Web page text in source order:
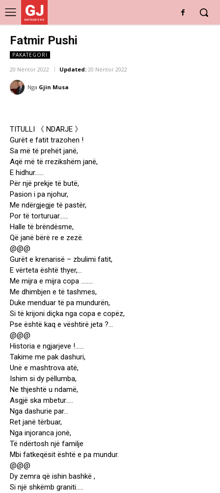
GJ
DRITARE E RE
Fatmir Pushi
PAKATEGORI
20 Nëntor 2022 Updated: 20 Nëntor 2022
Nga Gjin Musa
TITULLI 《 NDARJE 》
Gurët e fatit trazohen !
Sa më të prehët janë,
Aqë më të rrezikshëm janë,
E hidhur……
Për një prekje të butë,
Pasion i pa njohur,
Me ndërgjegje të pastër,
Por të torturuar……
Halle të brëndësme,
Që janë bërë re e zezë.
@@@
Gurët e krenarisë – zbulimi fatit,
E vërteta është thyer,…
Me mijra e mijra copa ……..
Me dhimbjen e të tashmes,
Duke menduar të pa mundurën,
Si të krijoni diçka nga copa e copëz,
Pse është kaq e vështirë jeta ?…
@@@
Historia e ngjarjeve !……
Takime me pak dashuri,
Unë e mashtrova atë,
Ishim si dy pëllumba,
Ne thjeshtë u ndamë,
Asgjë ska mbetur…..
Nga dashurie par…
Ret janë tërbuar,
Nga injoranca jonë,
Të ndërtosh një familje
Mbi fatkeqësit është e pa mundur.
@@@
Dy zemra që ishin bashkë ,
Si një shkëmb graniti…..